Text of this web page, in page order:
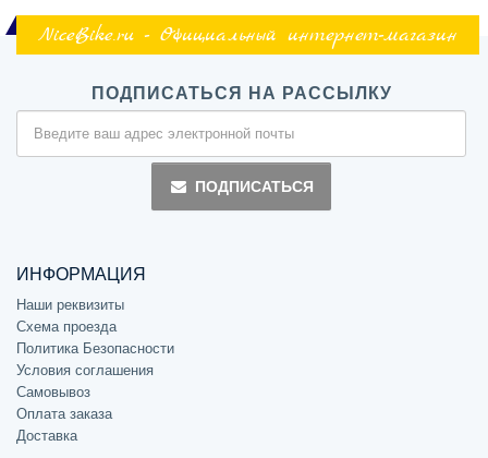
NiceBike.ru - Официальный интернет-магазин
ПОДПИСАТЬСЯ НА РАССЫЛКУ
ПОДПИСАТЬСЯ
ИНФОРМАЦИЯ
Наши реквизиты
Схема проезда
Политика Безопасности
Условия соглашения
Самовывоз
Оплата заказа
Доставка